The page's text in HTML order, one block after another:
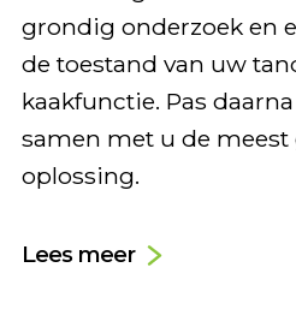
grondig onderzoek en
de toestand van uw
kaakfunctie. Pas
samen met u de meest
oplossing.
Lees meer